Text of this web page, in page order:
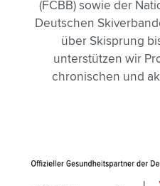
(FCBB) sowie der
Deutschen
über Skisprung
unterstützen wir
chronischen und